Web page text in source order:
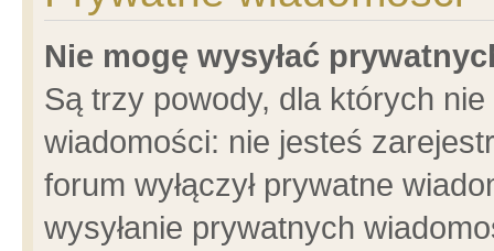
Nie mogę wysyłać
Są trzy powody, dla których
wiadomości: nie jesteś
forum wyłączył prywatne
wysyłanie prywatnych